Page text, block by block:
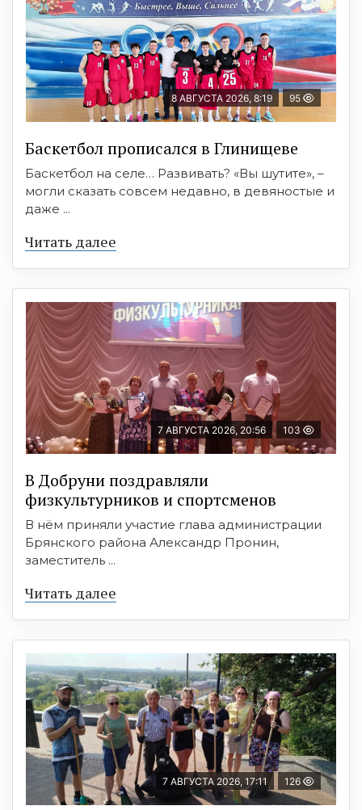
8 АВГУСТА 2026, 8:19 95
Баскетбол прописался в Глинищеве
Баскетбол на селе… Развивать? «Вы шутите», –
могли сказать совсем недавно, в девяностые и
даже ...
Читать далее
7 АВГУСТА 2026, 20:56 103
В Добруни поздравляли
физкультурников и спортсменов
В нём приняли участие глава администрации
Брянского района Александр Пронин,
заместитель ...
Читать далее
7 АВГУСТА 2026, 17:11 126